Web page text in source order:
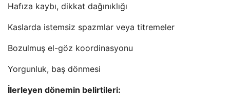
Hafıza kaybı, dikkat dağınıklığı
Kaslarda istemsiz spazmlar veya titremeler
Bozulmuş el-göz koordinasyonu
Yorgunluk, baş dönmesi
İlerleyen dönemin belirtileri: